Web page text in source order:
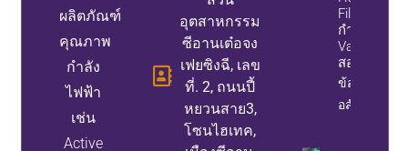
ผลิตภัณฑ์
คุณภาพ
กำลัง
ไฟฟ้า
เช่น
Active
อุตสาหกรรม
ซีอานเต๋อจง
เฟยซิงฉี, เลข
ที่. 2, ถนนปี้
หยวนสาย3,
โซนไฮเทค,
Filter, เครื่อง
กำเนิด
Var, หรือทั้ง
สองอย่าง
ข้อมูล
อสังหาริมท